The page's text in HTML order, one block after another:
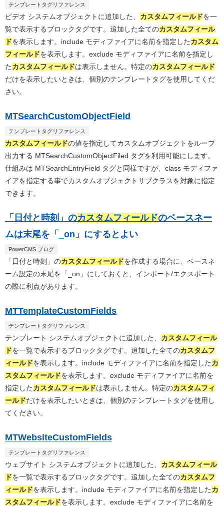
テンプレートタグリファレンス
ビデオ システムオブジェクトに追加した、 カスタムフィールドを一
覧で表示するブロックタグです。追加した全てのカスタムフィール
ドを表示します。include モディファイアに名前を指定したカスタム
フィールドを表示します。exclude モディファイアに名前を指定し
たカスタムフィールドは表示しません。特定のカスタムフィールド
だけを表示したいときは、個別のテンプレートタグを使用してくだ
さい。
MTSearchCustomObjectField
テンプレートタグリファレンス
カスタムフィールドの値を指定してカスタムオブジェクトをループ
出力する MTSearchCustomObjectFiled タグを利用可能にします。
仕組みは MTSearchEntryField タグと同様ですが、class モディファ
イアを指定する事でカスタムオブジェクトサブクラスを対象に指定
できます。
「日付と時刻」のカスタムフィールドのベースネー
ムは末尾を「_on」にするとよい
PowerCMS ブログ
「日付と時刻」のカスタムフィールドを作成する場合に、ベースネ
ーム設定の末尾を「_on」にしておくと、インポート/エクスポート
の際に利点があります。
MTTemplateCustomFields
テンプレートタグリファレンス
テンプレート システムオブジェクトに追加した、 カスタムフィール
ドを一覧で表示するブロックタグです。追加した全てのカスタムフ
ィールドを表示します。include モディファイアに名前を指定したカ
スタムフィールドを表示します。exclude モディファイアに名前を
指定したカスタムフィールドは表示しません。特定のカスタムフィ
ールドだけを表示したいときは、個別のテンプレートタグを使用し
てください。
MTWebsiteCustomFields
テンプレートタグリファレンス
ウェブサイト システムオブジェクトに追加した、 カスタムフィール
ドを一覧で表示するブロックタグです。追加した全てのカスタムフ
ィールドを表示します。include モディファイアに名前を指定したカ
スタムフィールドを表示します。exclude モディファイアに名前を